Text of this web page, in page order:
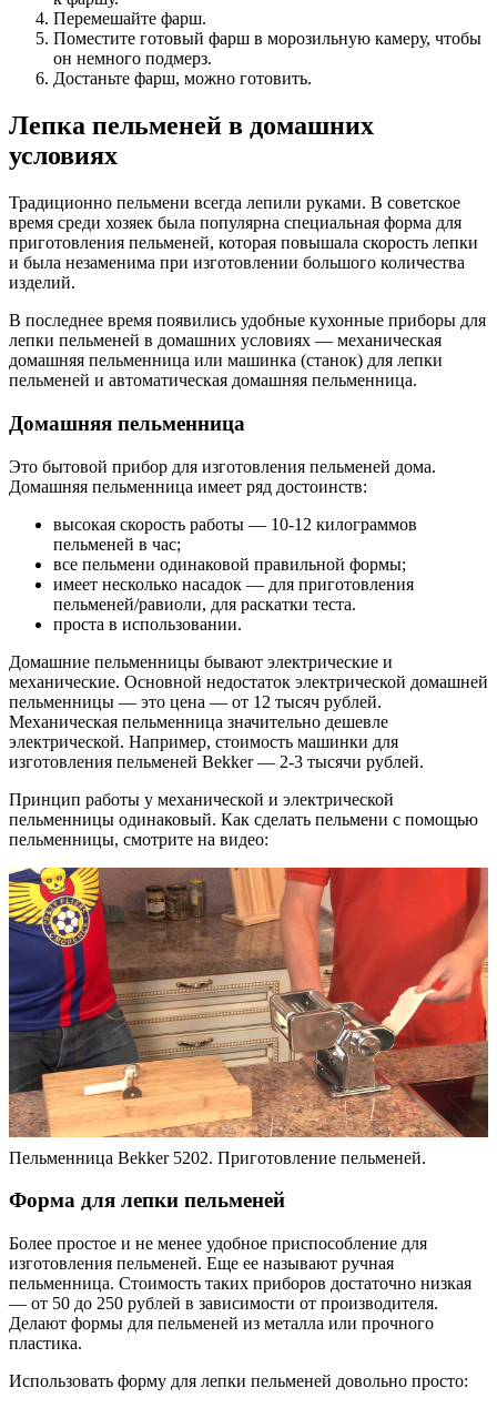
Перемешайте фарш.
Поместите готовый фарш в морозильную камеру, чтобы
он немного подмерз.
Достаньте фарш, можно готовить.
Лепка пельменей в домашних
условиях
Традиционно пельмени всегда лепили руками. В советское
время среди хозяек была популярна специальная форма для
приготовления пельменей, которая повышала скорость лепки
и была незаменима при изготовлении большого количества
изделий.
В последнее время появились удобные кухонные приборы для
лепки пельменей в домашних условиях — механическая
домашняя пельменница или машинка (станок) для лепки
пельменей и автоматическая домашняя пельменница.
Домашняя пельменница
Это бытовой прибор для изготовления пельменей дома.
Домашняя пельменница имеет ряд достоинств:
высокая скорость работы — 10-12 килограммов
пельменей в час;
все пельмени одинаковой правильной формы;
имеет несколько насадок — для приготовления
пельменей/равиоли, для раскатки теста.
проста в использовании.
Домашние пельменницы бывают электрические и
механические. Основной недостаток электрической домашней
пельменницы — это цена — от 12 тысяч рублей.
Механическая пельменница значительно дешевле
электрической. Например, стоимость машинки для
изготовления пельменей Bekker — 2-3 тысячи рублей.
Принцип работы у механической и электрической
пельменницы одинаковый. Как сделать пельмени с помощью
пельменницы, смотрите на видео:
Пельменница Bekker 5202. Приготовление пельменей.
Форма для лепки пельменей
Более простое и не менее удобное приспособление для
изготовления пельменей. Еще ее называют ручная
пельменница. Стоимость таких приборов достаточно низкая
— от 50 до 250 рублей в зависимости от производителя.
Делают формы для пельменей из металла или прочного
пластика.
Использовать форму для лепки пельменей довольно просто: